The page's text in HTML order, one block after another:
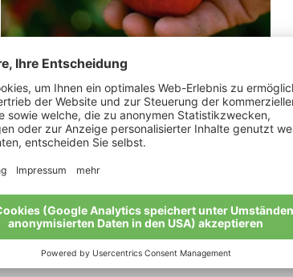
Patscheider Franz
„Bio leistet einen wichtigen Beitrag für eine
gesunde Umwelt und ein gesundes Leben“
Meine Geschichte
Alle Bio-Bauern im Überblick